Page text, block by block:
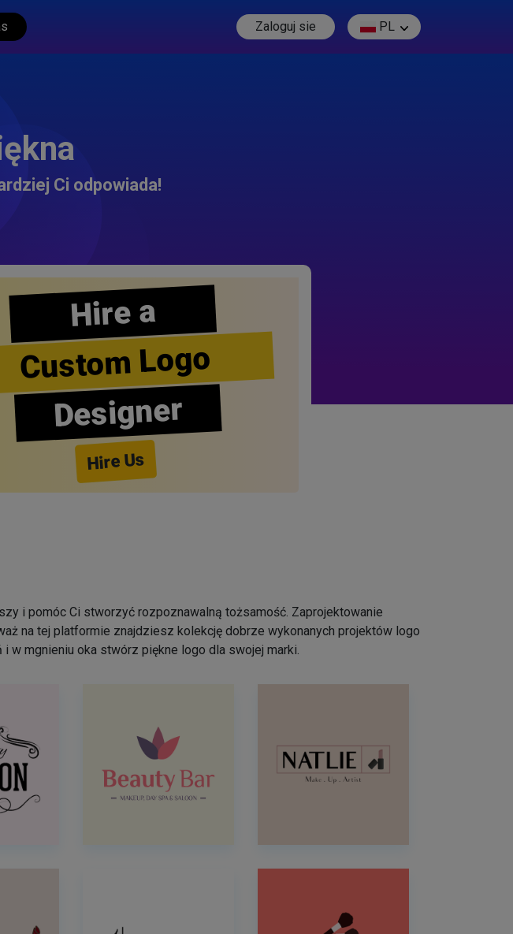
Zaloguj sie PL
Ci odpowiada!
Hire a
Custom Logo
Designer
Hire Us
i pomóc Ci stworzyć rozpoznawalną tożsamość. Zaprojektowanie
na tej platformie znajdziesz kolekcję dobrze wykonanych projektów logo
i w mgnieniu oka stwórz piękne logo dla swojej marki.